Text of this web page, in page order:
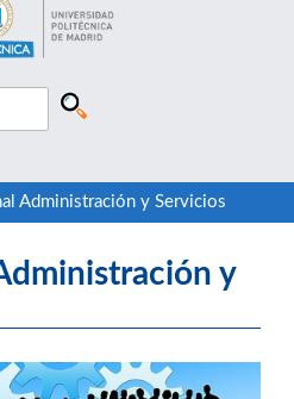
Administración y Servicios
y